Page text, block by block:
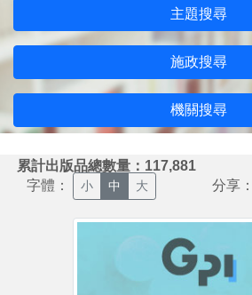
主題搜尋
施政搜尋
機關搜尋
累計出版品總數量：117,881
字體： 小 中 大 分享：